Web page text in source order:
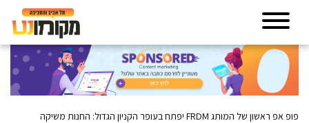
פופ אפ ראשון של המותג FRDM יפתח בעופר הקניון הגדול: החנות משיקה